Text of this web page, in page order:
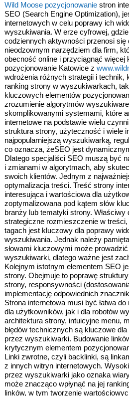
Wild Moose pozycjonowanie stron
SEO (Search Engine Optimization),
internetowych w celu poprawy ich
wyszukiwania. W erze cyfrowej,
codziennych aktywności przenosi się
nieodzownym narzędziem dla firm,
obecność online i przyciągnąć więcej
pozycjonowanie Katowice z
wdrożenia różnych strategii i technik,
ranking strony w wyszukiwarkach,
kluczowych elementów
zrozumienie algorytmów
skomplikowanymi systemami, które
internetowe na podstawie wielu
struktura strony, użyteczność i wiele
najpopularniejszą wyszukiwarką,
co oznacza, że ​​SEO jest
Dlatego specjaliści SEO muszą być
i zmianami w algorytmach, aby
swoich klientów. Jednym z
optymalizacja treści. Treść strony
interesująca i wartościowa dla
zoptymalizowana pod kątem słów
branży lub tematyki strony.
strategiczne rozmieszczenie w treści,
tagach jest kluczowy dla poprawy
wyszukiwania. Jednak należy
słowami kluczowymi może
wyszukiwarki, dlatego ważne jest
Kolejnym istotnym elementem SEO
strony. Obejmuje to poprawę
strony, responsywności
implementację odpowiednich
Strona internetowa musi być łatwa
dla użytkowników, jak i dla robotów
architektura strony, intuicyjne menu,
błędów technicznych są kluczowe
przez wyszukiwarki. Budowanie
krytycznym elementem
Linki zwrotne, czyli backlinki, są
z innych witryn internetowych.
przez wyszukiwarki jako oznaka
może znacząco wpłynąć na jej
linków, w tym tworzenie